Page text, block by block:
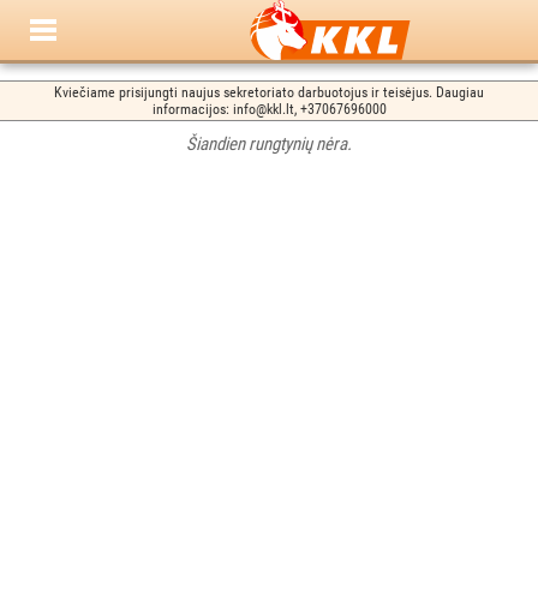
Kviečiame prisijungti naujus sekretoriato darbuotojus ir teisėjus. Daugiau
informacijos: info@kkl.lt, +37067696000
Šiandien rungtynių nėra.